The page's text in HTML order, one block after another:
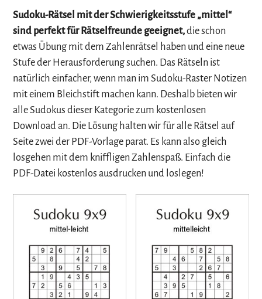
Sudoku-Rätsel mit der Schwierigkeitsstufe „mittel“
sind perfekt für Rätselfreunde geeignet,die schon
etwas Übung mit dem Zahlenrätsel haben und eine neue
Stufe der Herausforderung suchen. Das Rätseln ist
natürlich einfacher, wenn man im Sudoku-Raster Notizen
mit einem Bleichstift machen kann. Deshalb bieten wir
alle Sudokus dieser Kategorie zum kostenlosen
Download an. Die Lösung halten wir für alle Rätsel auf
Seite zwei der PDF-Vorlage parat. Es kann also gleich
losgehen mit dem kniffligen Zahlenspaß. Einfach die
PDF-Datei kostenlos ausdrucken und loslegen!